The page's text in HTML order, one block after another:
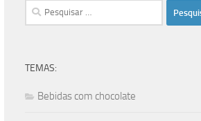
Pesquisar
por:
TEMAS:
Bebidas com chocolate